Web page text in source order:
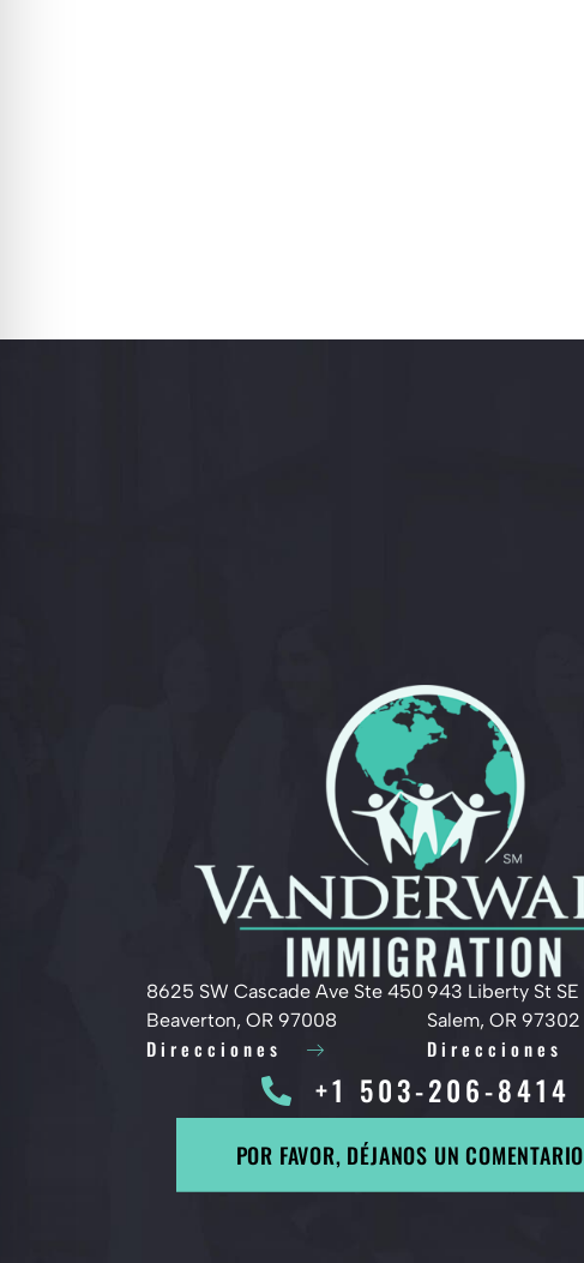
8625 SW Cascade Ave Ste 450
Beaverton, OR 97008
Direcciones
943 Liberty St SE
Salem, OR 97302
Direcciones
+1 503-206-8414
POR FAVOR, DÉJANOS UN COMENTARIO